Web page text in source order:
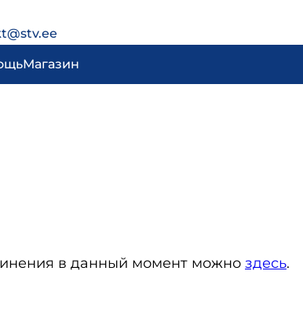
Магазин
в данный момент можно здесь.